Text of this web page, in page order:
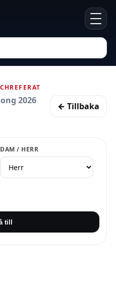
2026
← Tillbaka
DAM / HERR
till